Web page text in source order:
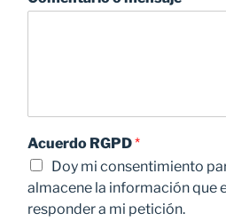
Acuerdo RGPD*
Doy mi consentimiento
almacene la información que
responder a mi petición.